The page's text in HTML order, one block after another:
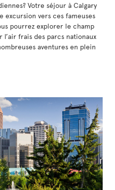
Votre séjour à Calgary
excursion vers ces fameuses
pourrez explorer le champ
frais des parcs nationaux
aventures en plein